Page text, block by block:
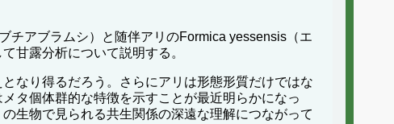
チアブラムシ）と随伴アリのFormica yessensis（エ
甘露分析について説明する。
なり得るだろう。さらにアリは形態形質だけではな
タ個体群的な特徴を示すことが最近明らかになっ
生物で見られる共生関係の深遠な理解につながって